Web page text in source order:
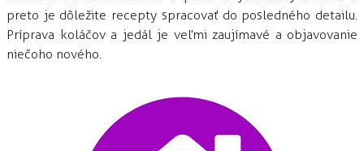
preto je dôležite recepty spracovať do posledného detailu.
Príprava koláčov a jedál je veľmi zaujímavé a objavovanie
niečoho nového.